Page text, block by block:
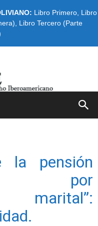
Libro Primero Libro
Libro Tercero (Parte
la pensión
por
marital”: